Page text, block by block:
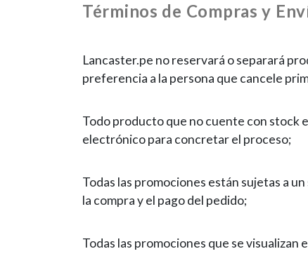
Términos de Compras y
Lancaster.pe no reservará o separará
preferencia a la persona que cancele
Todo producto que no cuente con stock
electrónico para concretar el proceso;
Todas las promociones están sujetas a
la compra y el pago del pedido;
Todas las promociones que se visualizan